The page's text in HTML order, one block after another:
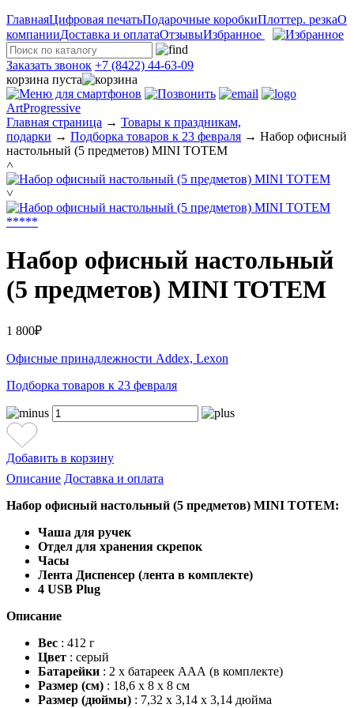
ГлавнаяЦифровая печатьПодарочные коробкиПлоттер. резкаО
компанииДоставка и оплатаОтзывыИзбранное
Заказать звонок +7 (8422) 44-63-09
корзина пуста
ArtProgressive
Главная страница → Товары к праздникам,
подарки → Подборка товаров к 23 февраля → Набор офисный
настольный (5 предметов) MINI TOTEM
˄
˅
*****
Набор офисный настольный
(5 предметов) MINI TOTEM
1 800₽
Офисные принадлежности Addex, Lexon
Подборка товаров к 23 февраля
Добавить в корзину
Описание Доставка и оплата
Набор офисный настольный (5 предметов) MINI TOTEM:
Чаша для ручек
Отдел для хранения скрепок
Часы
Лента Диспенсер (лента в комплекте)
4 USB Plug
Описание
Вес : 412 г
Цвет : серый
Батарейки : 2 х батареек ААА (в комплекте)
Размер (см) : 18,6 х 8 х 8 см
Размер (дюймы) : 7,32 х 3,14 х 3,14 дюйма